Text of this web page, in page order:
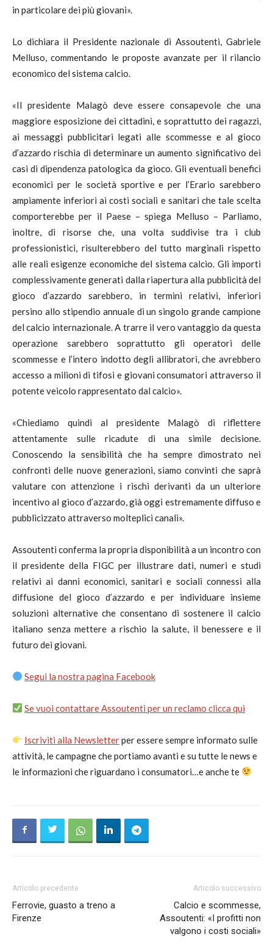
in particolare dei più giovani».
Lo dichiara il Presidente nazionale di Assoutenti, Gabriele
Melluso, commentando le proposte avanzate per il rilancio
economico del sistema calcio.
«Il presidente Malagò deve essere consapevole che una
maggiore esposizione dei cittadini, e soprattutto dei ragazzi,
ai messaggi pubblicitari legati alle scommesse e al gioco
d’azzardo rischia di determinare un aumento significativo dei
casi di dipendenza patologica da gioco. Gli eventuali benefici
economici per le società sportive e per l’Erario sarebbero
ampiamente inferiori ai costi sociali e sanitari che tale scelta
comporterebbe per il Paese – spiega Melluso – Parliamo,
inoltre, di risorse che, una volta suddivise tra i club
professionistici, risulterebbero del tutto marginali rispetto
alle reali esigenze economiche del sistema calcio. Gli importi
complessivamente generati dalla riapertura alla pubblicità del
gioco d’azzardo sarebbero, in termini relativi, inferiori
persino allo stipendio annuale di un singolo grande campione
del calcio internazionale. A trarre il vero vantaggio da questa
operazione sarebbero soprattutto gli operatori delle
scommesse e l’intero indotto degli allibratori, che avrebbero
accesso a milioni di tifosi e giovani consumatori attraverso il
potente veicolo rappresentato dal calcio».
«Chiediamo quindi al presidente Malagò di riflettere
attentamente sulle ricadute di una simile decisione.
Conoscendo la sensibilità che ha sempre dimostrato nei
confronti delle nuove generazioni, siamo convinti che saprà
valutare con attenzione i rischi derivanti da un ulteriore
incentivo al gioco d’azzardo, già oggi estremamente diffuso e
pubblicizzato attraverso molteplici canali».
Assoutenti conferma la propria disponibilità a un incontro con
il presidente della FIGC per illustrare dati, numeri e studi
relativi ai danni economici, sanitari e sociali connessi alla
diffusione del gioco d’azzardo e per individuare insieme
soluzioni alternative che consentano di sostenere il calcio
italiano senza mettere a rischio la salute, il benessere e il
futuro dei giovani.
Segui la nostra pagina Facebook
Se vuoi contattare Assoutenti per un reclamo clicca qui
Iscriviti alla Newsletterper essere sempre informato sulle
attività, le campagne che portiamo avanti e su tutte le news e
le informazioni che riguardano i consumatori…e anche te
Articolo precedente
Ferrovie, guasto a treno a
Firenze
Articolo successivo
Calcio e scommesse,
Assoutenti: «I profitti non
valgono i costi sociali»